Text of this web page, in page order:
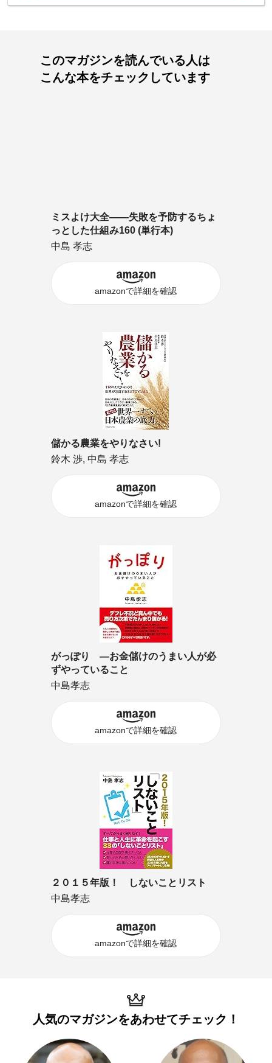
このマガジンを読んでいる人は
こんな本をチェックしています
ミスよけ大全――失敗を予防するちょ
っとした仕組み160 (単行本)
中島 孝志
amazonで詳細を確認
儲かる農業をやりなさい!
鈴木 渉, 中島 孝志
amazonで詳細を確認
がっぽり ―お金儲けのうまい人が必
ずやっていること
中島孝志
amazonで詳細を確認
２０１５年版！ しないことリスト
中島孝志
amazonで詳細を確認
人気のマガジンをあわせてチェック！